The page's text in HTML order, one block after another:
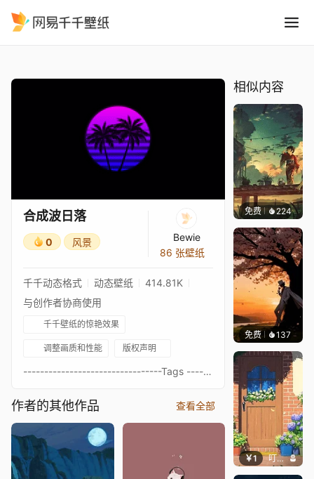
合成波日落
0 风景
Bewie
86 张壁纸
千千动态格式 动态壁纸
414.81K
与创作者协商使用
千千壁纸的惊艳效果
调整画质和性能 版权声明
---------------------------------Tags ---------------------------------- Neon- Aesthetic - Relaxing- Retro- 90's- Palm Tree- Beach- Simplisitc- Minimal - Retrowave- ICUE Compatible ---------------------------------
作者的其他作品 查看全部
相似内容
免费 224Max
免费 137渔小小
￥1 叮叮当当